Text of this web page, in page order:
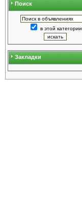
Поиск
в этой категории
Закладки